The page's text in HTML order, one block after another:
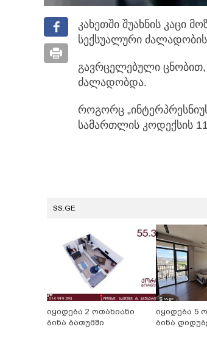
კახეთში შუახნის კაცი
სექსუალური
გავრცელებული ცნობით,
ძალადობდა.
როგორც
სამართლის კოდექსის
SS.GE
იყიდება 2 ოთახიანი
ბინა ბათუმში
იყიდება 5
ბინა